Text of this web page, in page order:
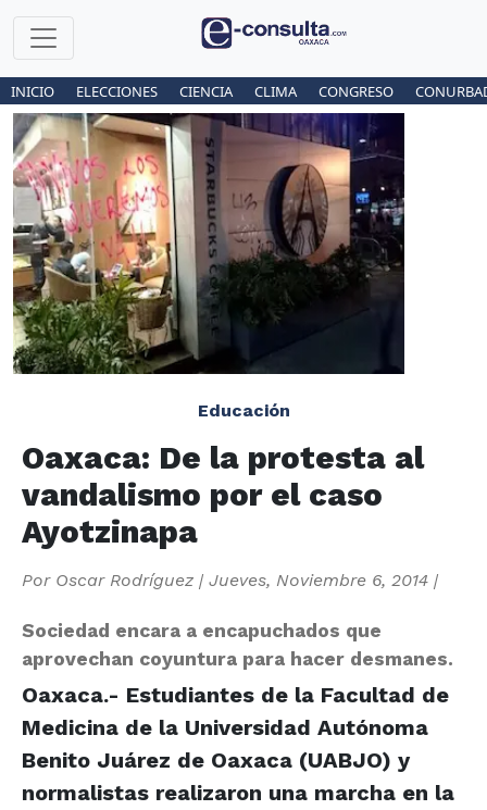
INICIO ELECCIONES CIENCIA CLIMA CONGRESO
Educación
Oaxaca: De la protesta al
vandalismo por el caso
Ayotzinapa
Por Oscar Rodríguez | Jueves, Noviembre 6, 2014 |
Sociedad encara a encapuchados que
aprovechan coyuntura para hacer desmanes.
Oaxaca.- Estudiantes de la Facultad de
Medicina de la Universidad Autónoma
Benito Juárez de Oaxaca (UABJO) y
normalistas realizaron una marcha en la